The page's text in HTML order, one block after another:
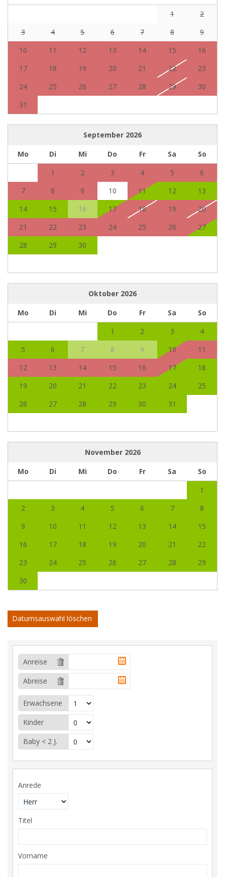
1
2
3
4 5 6 7 8
9
10
11 12 13 14 15
16
17
18 19 20 21 22
23
24
25 26 27 28 29
30
31
September 2026
Mo
Di Mi Do Fr Sa
So
1
2 3 4 5
6
7
8 9 10 11 12
13
14
15 16 17 18 19
20
21
22 23 24 25 26
27
28
29 30
Oktober 2026
Mo
Di Mi Do Fr Sa
So
1
2 3
4
5
6 7 8 9 10
11
12
13 14 15 16 17
18
19
20 21 22 23 24
25
26
27 28 29 30 31
November 2026
Mo
Di Mi Do Fr Sa
So
1
2
3 4 5 6 7
8
9
10 11 12 13 14
15
16
17 18 19 20 21
22
23
24 25 26 27 28
29
30
Datumsauswahl löschen
Anreise
Abreise
Erwachsene
Kinder
Baby < 2 J.
Anrede
Titel
Vorname